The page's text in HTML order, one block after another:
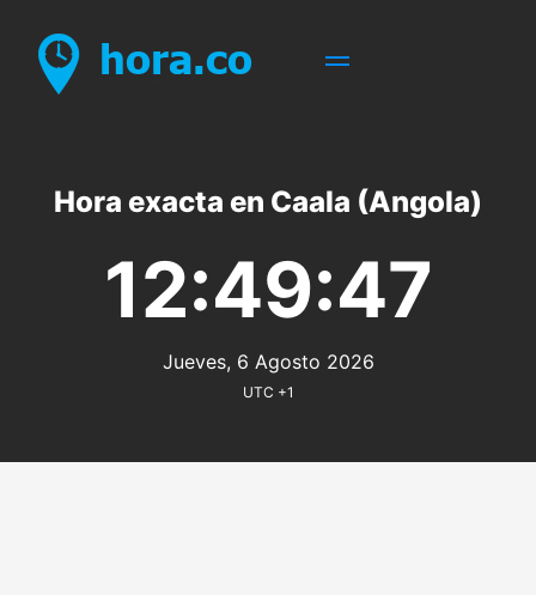
Hora exacta en Caala (Angola)
12:49:47
Jueves, 6 Agosto 2026
UTC +1